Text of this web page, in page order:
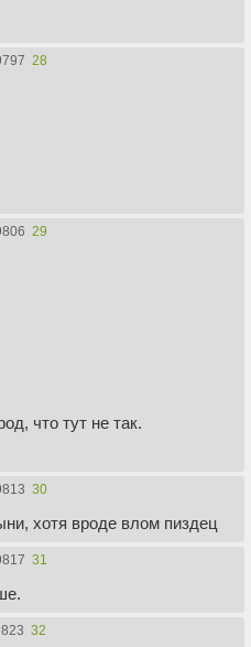
28
29
что тут не так.
30
хотя вроде влом пиздец
31
32